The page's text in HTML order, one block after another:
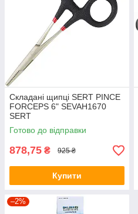
Складані щипці SERT PINCE
FORCEPS 6" SEVAH1670
SERT
Готово до відправки
878,75 ₴ 925 ₴
Купити
–2%